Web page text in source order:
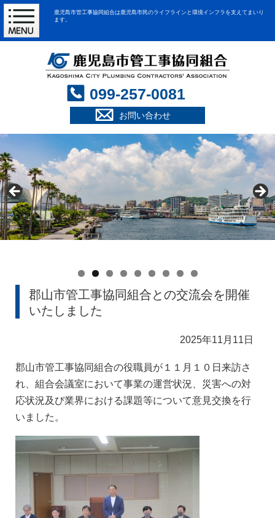
鹿児島市管工事協同組合は鹿児島市民のライフラインと環境インフラを支えてまいり
ます。
099-257-0081
お問い合わせ
郡山市管工事協同組合との交流会を開催
いたしました
2025年11月11日
郡山市管工事協同組合の役職員が１１月１０日来訪さ
れ、組合会議室において事業の運営状況、災害への対
応状況及び業界における課題等について意見交換を行
いました。